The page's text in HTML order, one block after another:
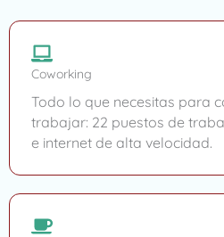
Coworking
Todo lo que necesitas para
trabajar: 22 puestos de
e internet de alta velocidad.